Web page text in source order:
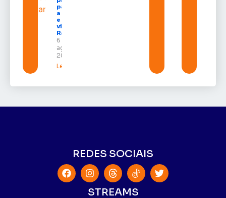
para criar
a UNIFRON
e grava
vídeo para
Randolfe
6 de
agosto de
2026
Leia mais »
REDES SOCIAIS
STREAMS